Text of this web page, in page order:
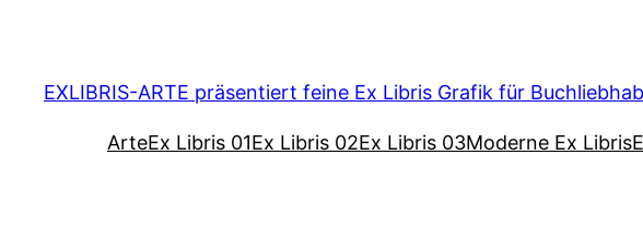
springen
EXLIBRIS-ARTE präsentiert feine Ex Libris Grafik für
ArteEx Libris 01Ex Libris 02Ex Libris 03Moderne Ex Libris